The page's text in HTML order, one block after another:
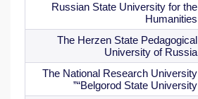
Russian State University for the
Humanities
The Herzen State Pedagogical
University of Russia
The National Research University
“Belgorod State University”